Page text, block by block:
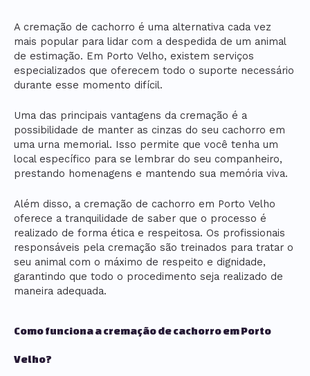
A cremação de cachorro é uma alternativa cada vez
mais popular para lidar com a despedida de um animal
de estimação. Em Porto Velho, existem serviços
especializados que oferecem todo o suporte necessário
durante esse momento difícil.
Uma das principais vantagens da cremação é a
possibilidade de manter as cinzas do seu cachorro em
uma urna memorial. Isso permite que você tenha um
local específico para se lembrar do seu companheiro,
prestando homenagens e mantendo sua memória viva.
Além disso, a cremação de cachorro em Porto Velho
oferece a tranquilidade de saber que o processo é
realizado de forma ética e respeitosa. Os profissionais
responsáveis pela cremação são treinados para tratar o
seu animal com o máximo de respeito e dignidade,
garantindo que todo o procedimento seja realizado de
maneira adequada.
Como funciona a cremação de cachorro em Porto
Velho?